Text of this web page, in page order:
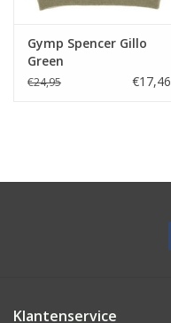
Gymp Spencer Gillo
Green
€24,95 €17,46
Klantenservice